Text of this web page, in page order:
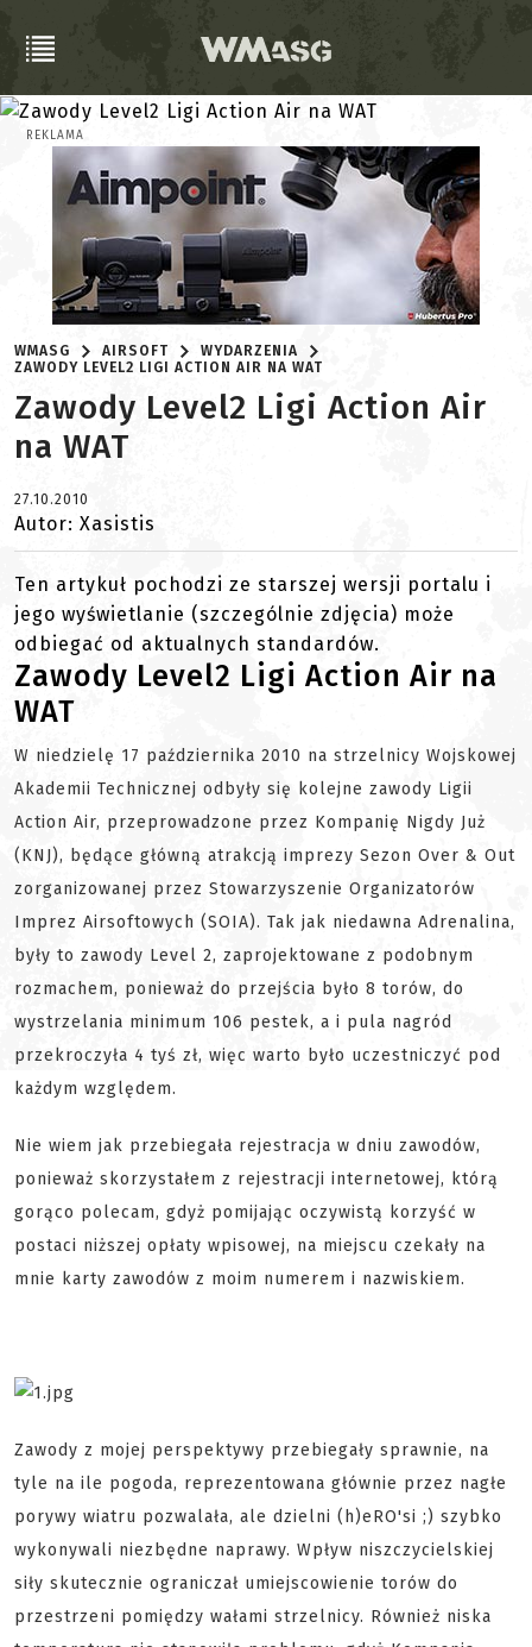
REKLAMA
WMASG AIRSOFT
WYDARZENIA
ZAWODY LEVEL2 LIGI ACTION AIR NA WAT
Zawody Level2 Ligi Action Air
na WAT
27.10.2010
Autor: Xasistis
Ten artykuł pochodzi ze starszej wersji portalu i
jego wyświetlanie (szczególnie zdjęcia) może
odbiegać od aktualnych standardów.
Zawody Level2 Ligi Action Air na
WAT
W niedzielę 17 października 2010 na strzelnicy Wojskowej
Akademii Technicznej odbyły się kolejne zawody Ligii
Action Air, przeprowadzone przez Kompanię Nigdy Już
(KNJ), będące główną atrakcją imprezy Sezon Over & Out
zorganizowanej przez Stowarzyszenie Organizatorów
Imprez Airsoftowych (SOIA). Tak jak niedawna Adrenalina,
były to zawody Level 2, zaprojektowane z podobnym
rozmachem, ponieważ do przejścia było 8 torów, do
wystrzelania minimum 106 pestek, a i pula nagród
przekroczyła 4 tyś zł, więc warto było uczestniczyć pod
każdym względem.
Nie wiem jak przebiegała rejestracja w dniu zawodów,
ponieważ skorzystałem z rejestracji internetowej, którą
gorąco polecam, gdyż pomijając oczywistą korzyść w
postaci niższej opłaty wpisowej, na miejscu czekały na
mnie karty zawodów z moim numerem i nazwiskiem.
Zawody z mojej perspektywy przebiegały sprawnie, na
tyle na ile pogoda, reprezentowana głównie przez nagłe
porywy wiatru pozwalała, ale dzielni (h)eRO'si ;) szybko
wykonywali niezbędne naprawy. Wpływ niszczycielskiej
siły skutecznie ograniczał umiejscowienie torów do
przestrzeni pomiędzy wałami strzelnicy. Również niska